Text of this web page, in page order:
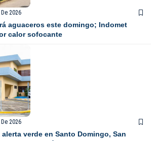
2026
aguaceros este domingo; Indomet
calor sofocante
2026
verde en Santo Domingo, San